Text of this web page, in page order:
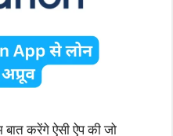
करेंगे ऐसी ऐप की जो